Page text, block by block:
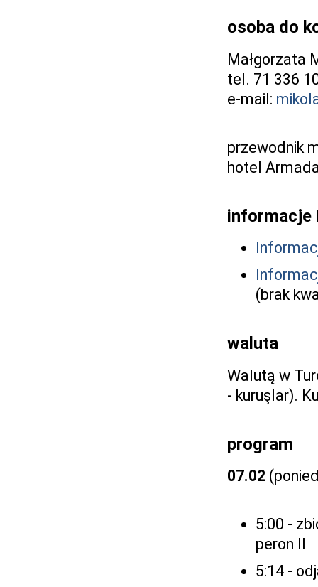
osoba do
Małgorzata
tel. 71 336
e-mail:
przewodnik
hotel
informacje
(brak
waluta
Walutą w
- kuruşlar).
program
07.02
5:00 -
peron II
5:14 -